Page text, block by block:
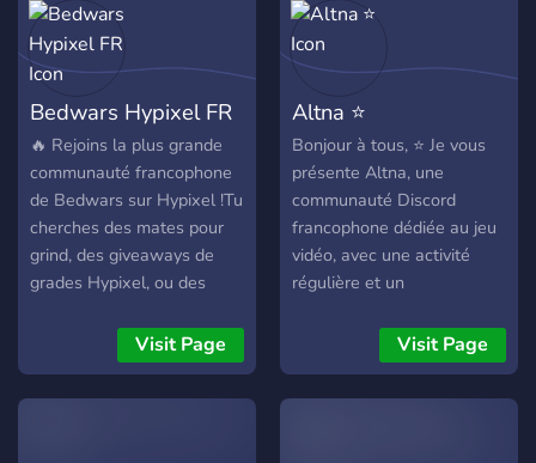
Bedwars Hypixel FR
🔥 Rejoins la plus grande
communauté francophone
de Bedwars sur Hypixel !Tu
cherches des mates pour
grind, des giveaways de
grades Hypixel, ou des
cherche plus, on est là pour
Visit Page
Altna ⭐
Bonjour à tous, ⭐ Je vous
présente Altna, une
communauté Discord
francophone dédiée au jeu
vidéo, avec une activité
régulière et un
Notre jeu principal est
Minecraft, mais nous jouons
également à d’autres titres
Visit Page